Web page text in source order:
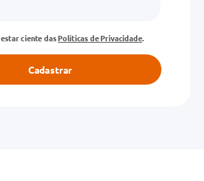
ciente dasPolíticas de Privacidade.
Cadastrar